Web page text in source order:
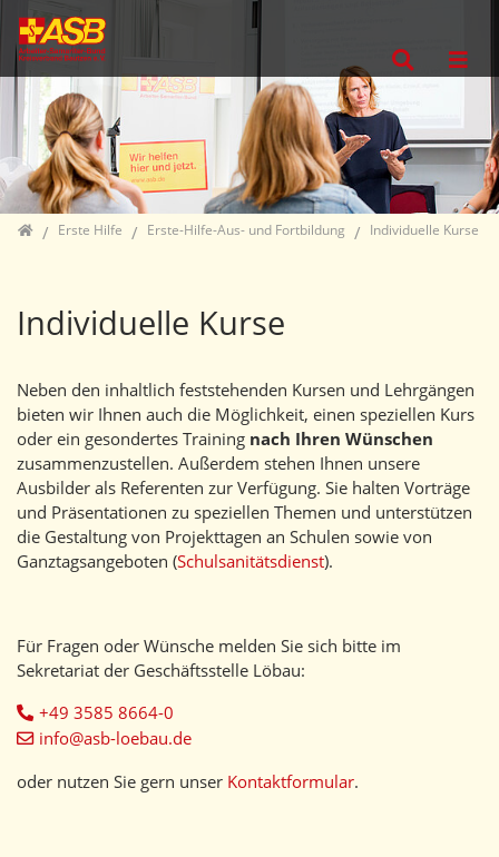
Direkt zur Hauptnavigation springen
Direkt zum Inhalt springen
Jump to sub navigation
HomeErste Hilfe Erste-Hilfe-Aus- und Fortbildung Individuelle Kurse
Individuelle Kurse
Neben den inhaltlich feststehenden Kursen und Lehrgängen
bieten wir Ihnen auch die Möglichkeit, einen speziellen Kurs
oder ein gesondertes Training nach Ihren Wünschen
zusammenzustellen. Außerdem stehen Ihnen unsere
Ausbilder als Referenten zur Verfügung. Sie halten Vorträge
und Präsentationen zu speziellen Themen und unterstützen
die Gestaltung von Projekttagen an Schulen sowie von
Ganztagsangeboten (Schulsanitätsdienst).
Für Fragen oder Wünsche melden Sie sich bitte im
Sekretariat der Geschäftsstelle Löbau:
+49 3585 8664-0
info@asb-loebau.de
oder nutzen Sie gern unser Kontaktformular.